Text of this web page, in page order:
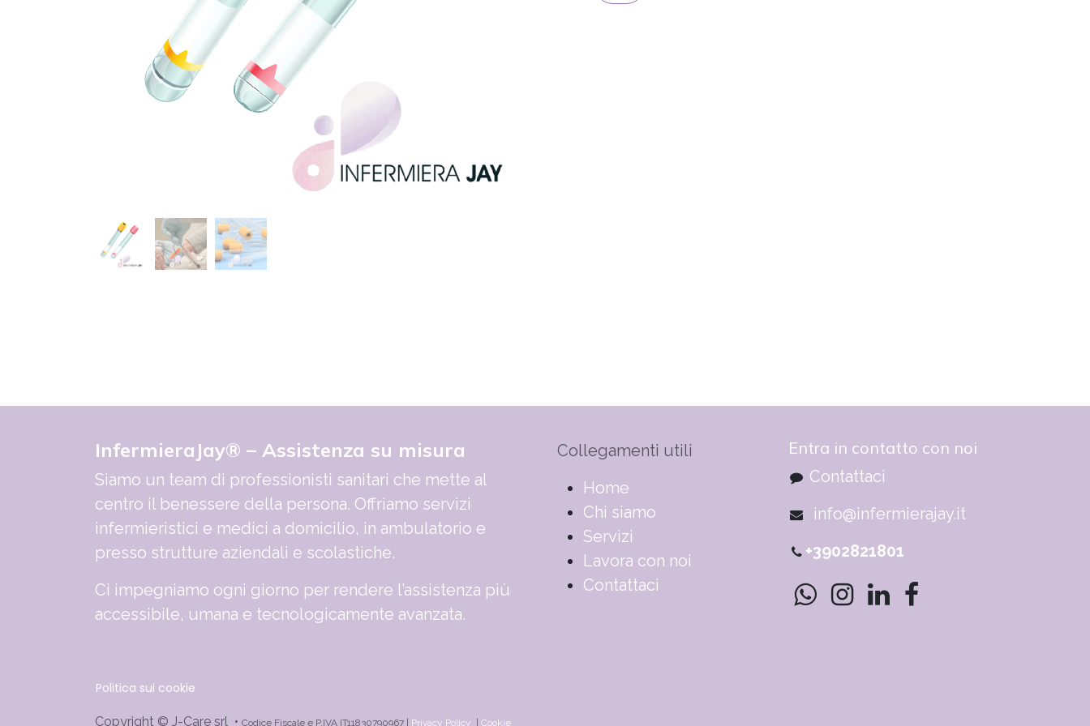
InfermieraJay® – Assistenza su misura
Siamo un team di professionisti sanitari che mette al
centro il benessere della persona. Offriamo servizi
infermieristici e medici a domicilio, in ambulatorio e
presso strutture aziendali e scolastiche.
Ci impegniamo ogni giorno per rendere l’assistenza più
accessibile, umana e tecnologicamente avanzata.
Collegamenti utili
​​​​​​​​​​​​​​​​H​o​m​e
Chi siamo
Servizi
Lavora con noi
Contattaci
Entra in contatto con noi
Contattaci
info@infermierajay.it
+3902821801
Politica sui cookie
Copyright © J-Care srl • Codice Fiscale e P.IVA IT11830790967 | Privacy Policy Cookie